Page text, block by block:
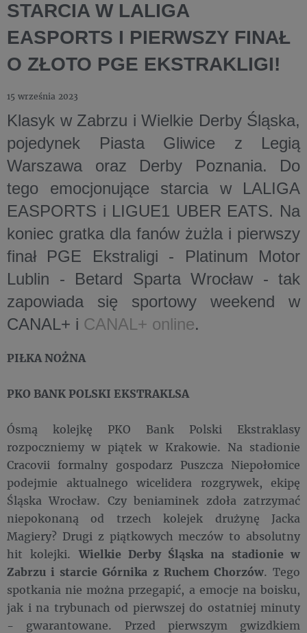
STARCIA W LALIGA
EASPORTS I PIERWSZY FINAŁ
O ZŁOTO PGE EKSTRAKLIGI!
15 września 2023
Klasyk w Zabrzu i Wielkie Derby Śląska,
pojedynek Piasta Gliwice z Legią
Warszawa oraz Derby Poznania. Do
tego emocjonujące starcia w LALIGA
EASPORTS i LIGUE1 UBER EATS. Na
koniec gratka dla fanów żużla i pierwszy
finał PGE Ekstraligi - Platinum Motor
Lublin - Betard Sparta Wrocław - tak
zapowiada się sportowy weekend w
CANAL+ i CANAL+ online.
PIŁKA NOŻNA
PKO BANK POLSKI EKSTRAKLSA
Ósmą kolejkę PKO Bank Polski Ekstraklasy
rozpoczniemy w piątek w Krakowie. Na stadionie
Cracovii formalny gospodarz Puszcza Niepołomice
podejmie aktualnego wicelidera rozgrywek, ekipę
Śląska Wrocław. Czy beniaminek zdoła zatrzymać
niepokonaną od trzech kolejek drużynę Jacka
Magiery? Drugi z piątkowych meczów to absolutny
hit kolejki.Wielkie Derby Śląska na stadionie w
Zabrzu i starcie Górnika z Ruchem Chorzów. Tego
spotkania nie można przegapić, a emocje na boisku,
jak i na trybunach od pierwszej do ostatniej minuty
- gwarantowane. Przed pierwszym gwizdkiem